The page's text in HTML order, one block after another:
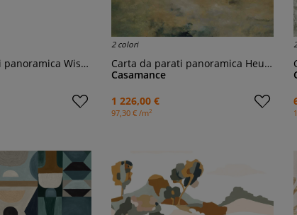
Wisteria
2 colori
Carta da parati panoramica Heure Dorée
Casamance
1 226,00 €
97,30 € /m2